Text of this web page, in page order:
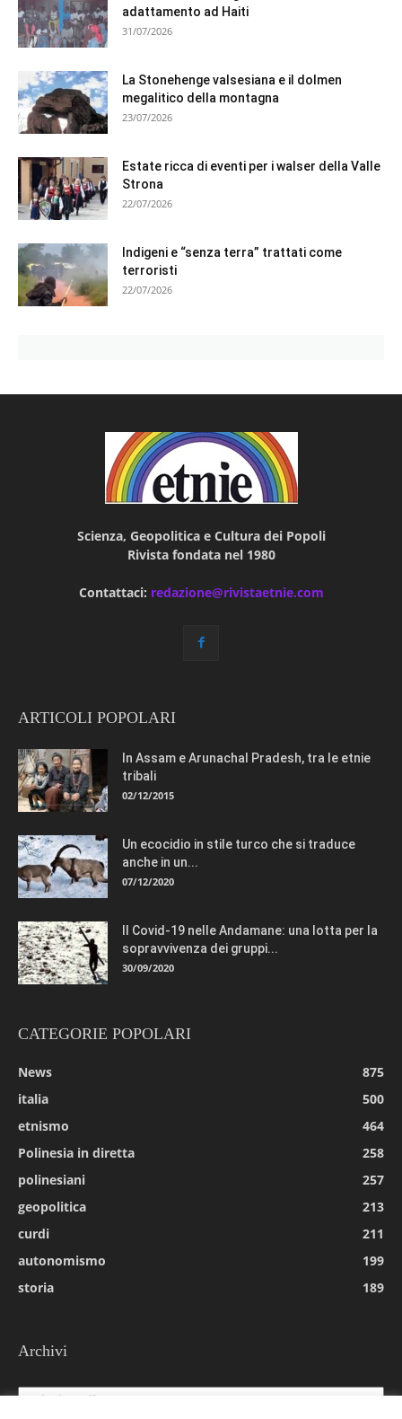
adattamento ad Haiti
31/07/2026
La Stonehenge valsesiana e il dolmen
megalitico della montagna
23/07/2026
Estate ricca di eventi per i walser della Valle
Strona
22/07/2026
Indigeni e “senza terra” trattati come
terroristi
22/07/2026
Scienza, Geopolitica e Cultura dei Popoli
Rivista fondata nel 1980
Contattaci: redazione@rivistaetnie.com
ARTICOLI POPOLARI
In Assam e Arunachal Pradesh, tra le etnie
tribali
02/12/2015
Un ecocidio in stile turco che si traduce
anche in un...
07/12/2020
Il Covid-19 nelle Andamane: una lotta per la
sopravvivenza dei gruppi...
30/09/2020
CATEGORIE POPOLARI
News
875
italia
500
etnismo
464
Polinesia in diretta
258
polinesiani
257
geopolitica
213
curdi
211
autonomismo
199
storia
189
Archivi
Archivi